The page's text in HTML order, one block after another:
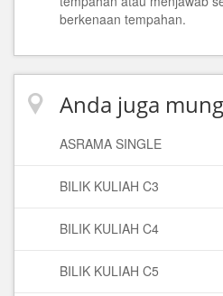
berkenaan tempahan.
Anda juga
ASRAMA SINGLE
BILIK KULIAH C3
BILIK KULIAH C4
BILIK KULIAH C5